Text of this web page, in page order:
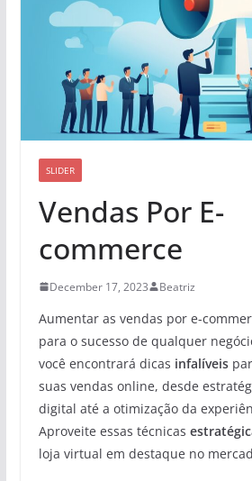
SLIDER
Vendas Por E-
commerce
December 17, 2023 Beatriz
Aumentar as vendas por e-
para o sucesso de qualquer
você encontrará dicas infalíveis
suas vendas online, desde
digital até a otimização da
Aproveite essas técnicas
loja virtual em destaque no